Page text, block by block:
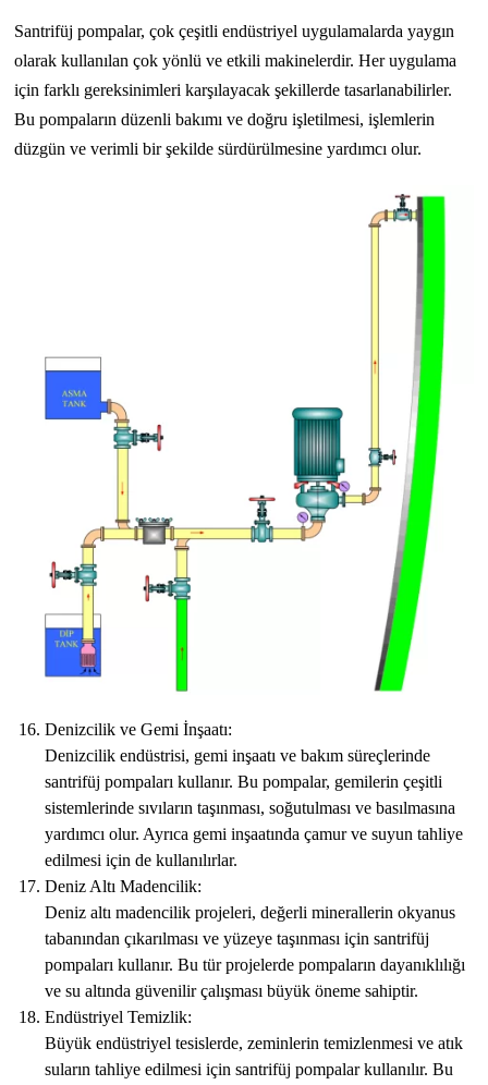
Santrifüj pompalar, çok çeşitli endüstriyel uygulamalarda yaygın
olarak kullanılan çok yönlü ve etkili makinelerdir. Her uygulama
için farklı gereksinimleri karşılayacak şekillerde tasarlanabilirler.
Bu pompaların düzenli bakımı ve doğru işletilmesi, işlemlerin
düzgün ve verimli bir şekilde sürdürülmesine yardımcı olur.
Denizcilik ve Gemi İnşaatı:
Denizcilik endüstrisi, gemi inşaatı ve bakım süreçlerinde
santrifüj pompaları kullanır. Bu pompalar, gemilerin çeşitli
sistemlerinde sıvıların taşınması, soğutulması ve basılmasına
yardımcı olur. Ayrıca gemi inşaatında çamur ve suyun tahliye
edilmesi için de kullanılırlar.
Deniz Altı Madencilik:
Deniz altı madencilik projeleri, değerli minerallerin okyanus
tabanından çıkarılması ve yüzeye taşınması için santrifüj
pompaları kullanır. Bu tür projelerde pompaların dayanıklılığı
ve su altında güvenilir çalışması büyük öneme sahiptir.
Endüstriyel Temizlik:
Büyük endüstriyel tesislerde, zeminlerin temizlenmesi ve atık
suların tahliye edilmesi için santrifüj pompalar kullanılır. Bu